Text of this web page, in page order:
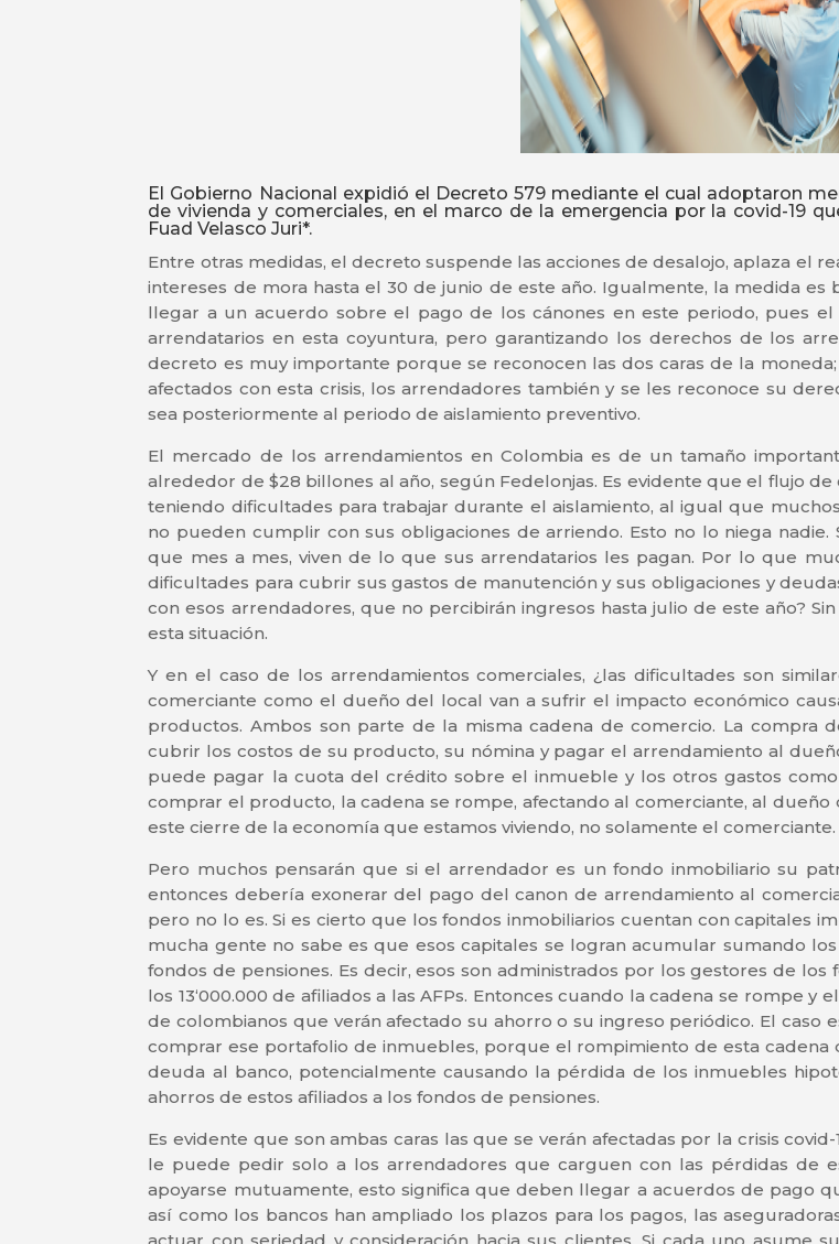
El Gobierno Nacional expidió el Decreto 579 mediante el cual adoptaron
de vivienda y comerciales, en el marco de la emergencia por la covid-19
Fuad Velasco Juri*.
Entre otras medidas, el decreto suspende las acciones de desalojo, aplaza el
intereses de mora hasta el 30 de junio de este año. Igualmente, la medida
llegar a un acuerdo sobre el pago de los cánones en este periodo, pues el
arrendatarios en esta coyuntura, pero garantizando los derechos de los
decreto es muy importante porque se reconocen las dos caras de la
afectados con esta crisis, los arrendadores también y se les reconoce su
sea posteriormente al periodo de aislamiento preventivo.
El mercado de los arrendamientos en Colombia es de un tamaño
alrededor de $28 billones al año, según Fedelonjas. Es evidente que el flujo
teniendo dificultades para trabajar durante el aislamiento, al igual que
no pueden cumplir con sus obligaciones de arriendo. Esto no lo niega
que mes a mes, viven de lo que sus arrendatarios les pagan. Por lo que
dificultades para cubrir sus gastos de manutención y sus obligaciones y
con esos arrendadores, que no percibirán ingresos hasta julio de este año?
esta situación.
Y en el caso de los arrendamientos comerciales, ¿las dificultades son
comerciante como el dueño del local van a sufrir el impacto económico
productos. Ambos son parte de la misma cadena de comercio. La
cubrir los costos de su producto, su nómina y pagar el arrendamiento al
puede pagar la cuota del crédito sobre el inmueble y los otros gastos
comprar el producto, la cadena se rompe, afectando al comerciante, al
este cierre de la economía que estamos viviendo, no solamente el comerciante.
Pero muchos pensarán que si el arrendador es un fondo inmobiliario su
entonces debería exonerar del pago del canon de arrendamiento al
pero no lo es. Si es cierto que los fondos inmobiliarios cuentan con capitales
mucha gente no sabe es que esos capitales se logran acumular sumando
fondos de pensiones. Es decir, esos son administrados por los gestores de
los 13‘000.000 de afiliados a las AFPs. Entonces cuando la cadena se rompe
de colombianos que verán afectado su ahorro o su ingreso periódico. El caso
comprar ese portafolio de inmuebles, porque el rompimiento de esta
deuda al banco, potencialmente causando la pérdida de los inmuebles
ahorros de estos afiliados a los fondos de pensiones.
Es evidente que son ambas caras las que se verán afectadas por la crisis
le puede pedir solo a los arrendadores que carguen con las pérdidas de
apoyarse mutuamente, esto significa que deben llegar a acuerdos de pago
así como los bancos han ampliado los plazos para los pagos, las